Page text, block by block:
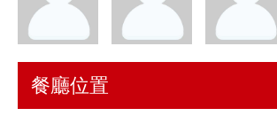
餐廳位置